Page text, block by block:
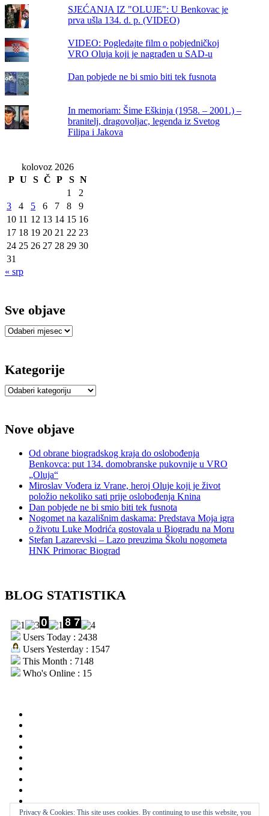
SJEĆANJA IZ "OLUJE": U Benkovac je
prva ušla 134. d. p. (VIDEO)
VIDEO: Pogledajte film o pobjedničkoj
VRO Oluja koji je nagrađen u SAD-u
Dan pobjede ne bi smio biti tek fusnota
In memoriam: Šime Eškinja (1958. – 2001.) –
branitelj, dragovoljac, legenda iz Svetog
Filipa i Jakova
kolovoz 2026
P U S Č P S N
1
2
3
4 5 6 7 8
9
10 11 12 13 14 15 16
17 18 19 20 21 22 23
24 25 26 27 28 29 30
31
« srp
Sve objave
Sve
Kategorije
Kategorije
Nove objave
Od obrane biogradskog kraja do oslobođenja
Benkovca: put 134. domobranske pukovnije u VRO
„Oluja“
Miroslav Vođera iz Vrane, heroj Oluje koji je život
položio nekoliko sati prije oslobođenja Knina
Dan pobjede ne bi smio biti tek fusnota
Nogomet na kazališnim daskama: Predstava Moja igra
o životu Luke Modrića gostovala u Biogradu na Moru
Stefan Lazarevski – Lazo preuzima Školu nogometa
HNK Primorac Biograd
BLOG STATISTIKA
Users Today : 2438
Users Yesterday : 1547
This Month : 7148
Who's Online : 15
obrazovanje
recepti
Privacy & Cookies: This site uses cookies. By continuing to use this website, you